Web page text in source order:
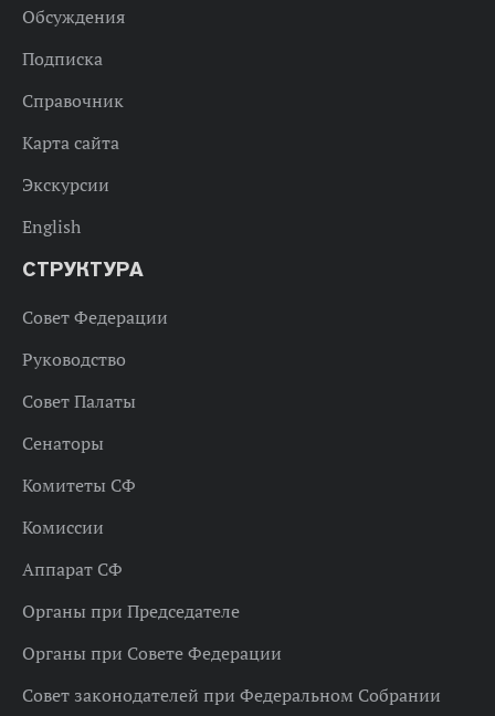
Обсуждения
Подписка
Справочник
Карта сайта
Экскурсии
English
СТРУКТУРА
Совет Федерации
Руководство
Совет Палаты
Сенаторы
Комитеты СФ
Комиссии
Аппарат СФ
Органы при Председателе
Органы при Совете Федерации
Совет законодателей при Федеральном Собрании